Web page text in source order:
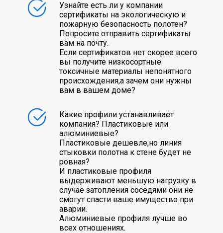
Узнайте есть ли у компании
сертификаты на экологическую и
пожарную безопасность полотен?
Попросите отправить сертификаты
вам на почту.
Если сертификатов нет скорее всего
вы получите низкосортные
токсичные материалы непонятного
происхождения,а зачем они нужны
вам в вашем доме?
Какие профили устанавливает
компания? Пластиковые или
алюминиевые?
Пластиковые дешевле,но линия
стыковки полотна к стене будет не
ровная?
И пластиковые профиля
выдерживают меньшую нагрузку в
случае затопления соседями они не
смогут спасти ваше имущество при
аварии.
Алюминиевые профиля лучше во
всех отношениях.